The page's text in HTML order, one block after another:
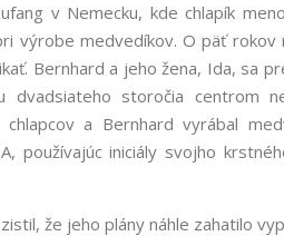
v Nemecku, kde chlapík
výrobe medvedíkov. O päť rokov
Bernhard a jeho žena, Ida, sa
storočia centrom
a Bernhard vyrábal
používajúc iniciály svojho
že jeho plány náhle zahatilo